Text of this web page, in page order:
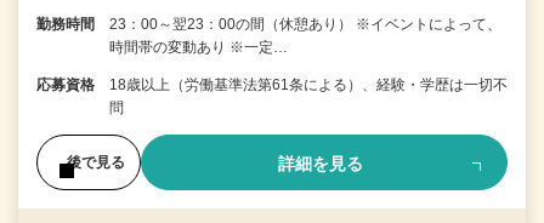
勤務時間
23：00～翌23：00の間（休憩あり） ※イベントによって、
時間帯の変動あり ※一定…
応募資格
18歳以上（労働基準法第61条による）、経験・学歴は一切不
問
後で見る 詳細を見る